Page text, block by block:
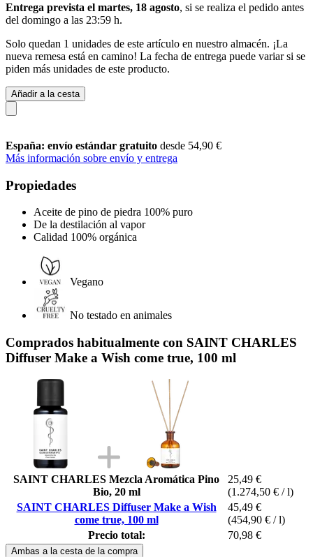
Entrega prevista el martes, 18 agosto, si se realiza el pedido antes
del domingo a las 23:59 h.
Solo quedan 1 unidades de este artículo en nuestro almacén. ¡La
nueva remesa está en camino! La fecha de entrega puede variar si se
piden más unidades de este producto.
Añadir a la cesta
España: envío estándar gratuito desde 54,90 €
Más información sobre envío y entrega
Propiedades
Aceite de pino de piedra 100% puro
De la destilación al vapor
Calidad 100% orgánica
Vegano
No testado en animales
Comprados habitualmente con SAINT CHARLES
Diffuser Make a Wish come true, 100 ml
SAINT CHARLES Mezcla Aromática Pino
Bio, 20 ml
25,49 €
(1.274,50 € / l)
SAINT CHARLES Diffuser Make a Wish
come true, 100 ml
45,49 €
(454,90 € / l)
Precio total:
70,98 €
Ambas a la cesta de la compra